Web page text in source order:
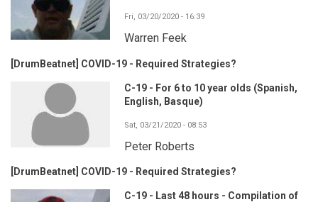
Fri, 03/20/2020 - 16:39
Warren Feek
[DrumBeatnet] COVID-19 - Required Strategies?
C-19 - For 6 to 10 year olds (Spanish,
English, Basque)
Sat, 03/21/2020 - 08:53
Peter Roberts
[DrumBeatnet] COVID-19 - Required Strategies?
C-19 - Last 48 hours - Compilation of